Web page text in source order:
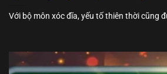
Với bộ môn xóc đĩa, yếu tố thiên thời cũng